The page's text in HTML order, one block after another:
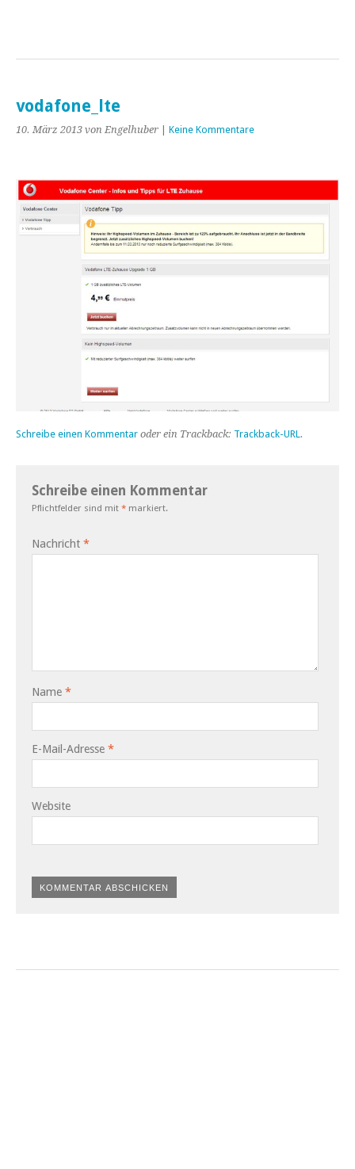
vodafone_lte
10. März 2013 von Engelhuber Keine Kommentare
Schreibe einen Kommentar oder ein Trackback: Trackback-URL .
Schreibe einen Kommentar
Pflichtfelder sind mit * markiert.
Nachricht *
Name *
E-Mail-Adresse *
Website